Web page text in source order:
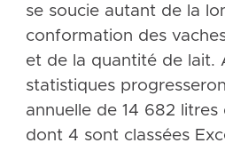
se soucie autant de la
conformation des
et de la quantité de lait.
statistiques
annuelle de 14 682
dont 4 sont classées